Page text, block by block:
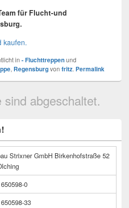
für Flucht-und
kaufen.
in - Fluchttreppenund
, Regensburgvon fritz. Permalink
sind abgeschaltet.
Strixner GmbH Birkenhofstraße 52
0
33